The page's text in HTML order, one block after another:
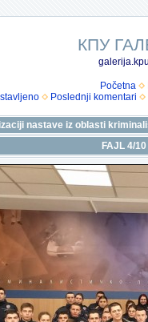
КПУ
Početna
Poslednji komentari
nastave iz oblasti
FAJL 4/10